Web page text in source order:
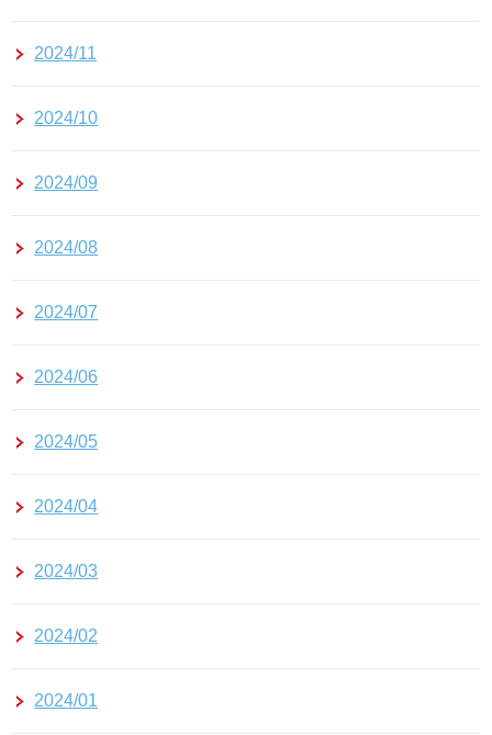
2024/11
2024/10
2024/09
2024/08
2024/07
2024/06
2024/05
2024/04
2024/03
2024/02
2024/01